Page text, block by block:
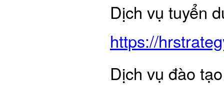
Dịch vụ tuyển
https://
Dịch vụ đào